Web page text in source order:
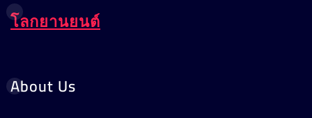
โลกยานยนต์
About Us